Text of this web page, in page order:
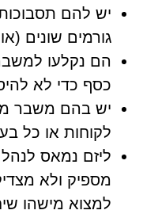
יש להם
גורמים שונים
הם נקלעו
כסף כדי לא
יש בהם משבר
לקוחות או כל
ליזם נמאס
מספיק ולא
למצוא מישהו